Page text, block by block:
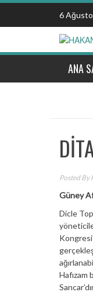
Skip
content
6
ANA
Posted By
Güney
Dicle
Kongresi
Hafızam